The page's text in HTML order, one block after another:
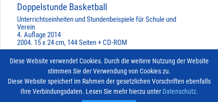
Doppelstunde Basketball
Unterrichtseinheiten und Stundenbeispiele für Schule und
Verein
4. Auflage 2014
2004. 15 x 24 cm, 144 Seiten + CD-ROM
doneAUSWÄHLEN
Diese Website verwendet Cookies. Durch die weitere Nutzung der Website
stimmen Sie der Verwendung von Cookies zu.
Diese Website speichert im Rahmen der gesetzlichen Vorschriften ebenfalls
Ihre Verbindungsdaten. Lesen Sie mehr hierzu unter Datenschutz.